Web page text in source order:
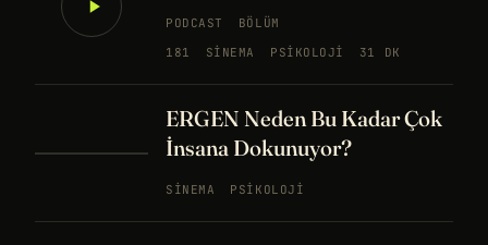
PODCAST
BÖLÜM
181
SINEMA PSIKOLOJI 31 DK
ERGEN Neden Bu Kadar Çok
İnsana Dokunuyor?
SINEMA PSIKOLOJI